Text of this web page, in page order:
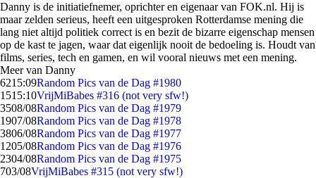
Danny is de initiatiefnemer, oprichter en eigenaar van FOK.nl. Hij is
maar zelden serieus, heeft een uitgesproken Rotterdamse mening die
lang niet altijd politiek correct is en bezit de bizarre eigenschap mensen
op de kast te jagen, waar dat eigenlijk nooit de bedoeling is. Houdt van
films, series, tech en gamen, en wil vooral nieuws met een mening.
Meer van Danny
6215:09Random Pics van de Dag #1980
1515:10VrijMiBabes #316 (not very sfw!)
3508/08Random Pics van de Dag #1979
1907/08Random Pics van de Dag #1978
3806/08Random Pics van de Dag #1977
1205/08Random Pics van de Dag #1976
2304/08Random Pics van de Dag #1975
703/08VrijMiBabes #315 (not very sfw!)